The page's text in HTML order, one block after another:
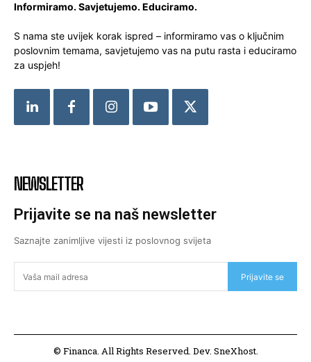
Informiramo. Savjetujemo. Educiramo.
S nama ste uvijek korak ispred – informiramo vas o ključnim
poslovnim temama, savjetujemo vas na putu rasta i educiramo
za uspjeh!
NEWSLETTER
Prijavite se na naš newsletter
Saznajte zanimljive vijesti iz poslovnog svijeta
Prijavite se
© Financa. All Rights Reserved. Dev. SneXhost.